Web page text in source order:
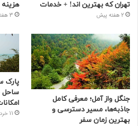
تهران که بهترین‌ اند! + خدمات
2 هفته پیش 3 هفته پیش
جنگل واز آمل؛ معرفی کامل
جاذبه‌ها، مسیر دسترسی و
بهترین زمان سفر
پارک
ساحل
11 خرداد 1405